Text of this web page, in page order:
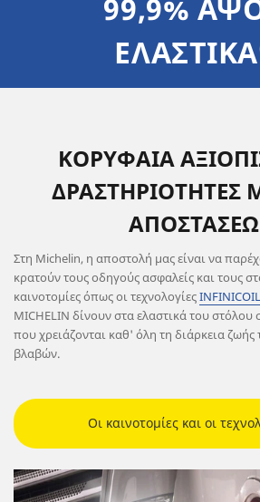
99,9%
ΕΛΑΣΤΙΚΑ
ΚΟΡΥΦΑΙΑ
ΔΡΑΣΤΗΡΙΟΤΗΤΕΣ
Στη Michelin, η αποστολή μας είναι να
κρατούν τους οδηγούς ασφαλείς και τους
καινοτομίες όπως οι τεχνολογίεςINFINICOIL
MICHELIN δίνουν στα ελαστικά του στόλου
που χρειάζονται καθ' όλη τη διάρκεια
βλαβών.
Οι καινοτομίες και οι